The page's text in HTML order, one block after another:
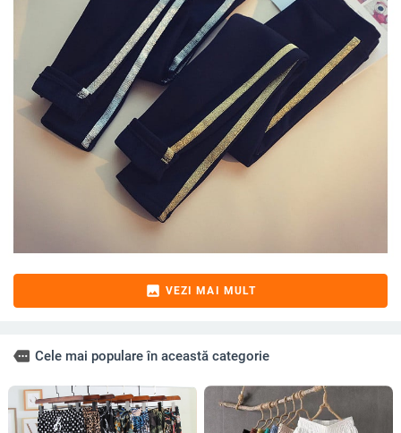
image VEZI MAI MULT
more Cele mai populare în această categorie